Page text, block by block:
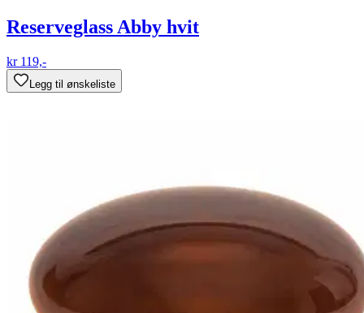
Reserveglass Abby hvit
kr 119,-
Legg til ønskeliste